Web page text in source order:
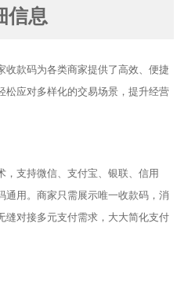
信息
收款码为各类商家提供了高效、便捷
松应对多样化的交易场景，提升经营
，支持微信、支付宝、银联、信用
通用。商家只需展示唯一收款码，消
缝对接多元支付需求，大大简化支付